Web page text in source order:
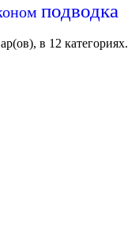
подводка
, в 12 категориях.